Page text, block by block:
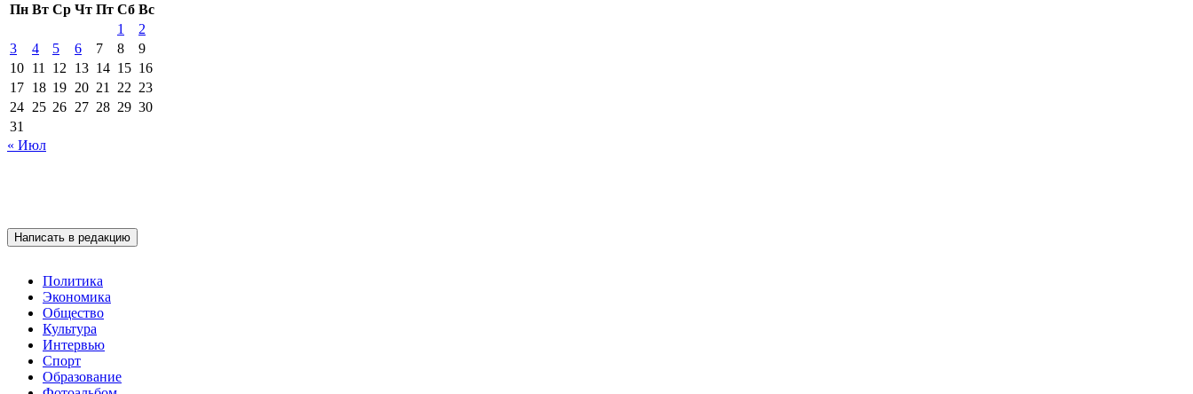
Пн Вт Ср Чт Пт Сб Вс
1
2
3
4 5 6 7 8
9
10 11 12 13 14 15 16
17 18 19 20 21 22 23
24 25 26 27 28 29 30
31
« Июл
Написать в редакцию
Политика
Экономика
Общество
Культура
Интервью
Спорт
Образование